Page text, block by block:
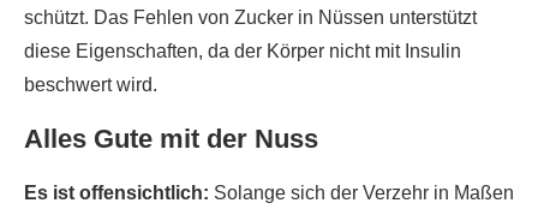
schützt. Das Fehlen von Zucker in Nüssen unterstützt
diese Eigenschaften, da der Körper nicht mit Insulin
beschwert wird.
Alles Gute mit der Nuss
Es ist offensichtlich: Solange sich der Verzehr in Maßen